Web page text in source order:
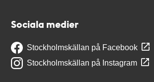
Sociala medier
Stockholmskällan på Facebook
Stockholmskällan på Instagram